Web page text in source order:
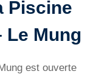
Piscine
Le Mung
est ouverte